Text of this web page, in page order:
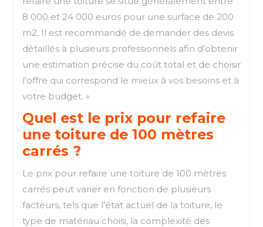
8 000 et 24 000 euros pour une surface de 200
m2. Il est recommandé de demander des devis
détaillés à plusieurs professionnels afin d’obtenir
une estimation précise du coût total et de choisir
l’offre qui correspond le mieux à vos besoins et à
votre budget. »
Quel est le prix pour refaire
une toiture de 100 mètres
carrés ?
Le prix pour refaire une toiture de 100 mètres
carrés peut varier en fonction de plusieurs
facteurs, tels que l’état actuel de la toiture, le
type de matériau choisi, la complexité des